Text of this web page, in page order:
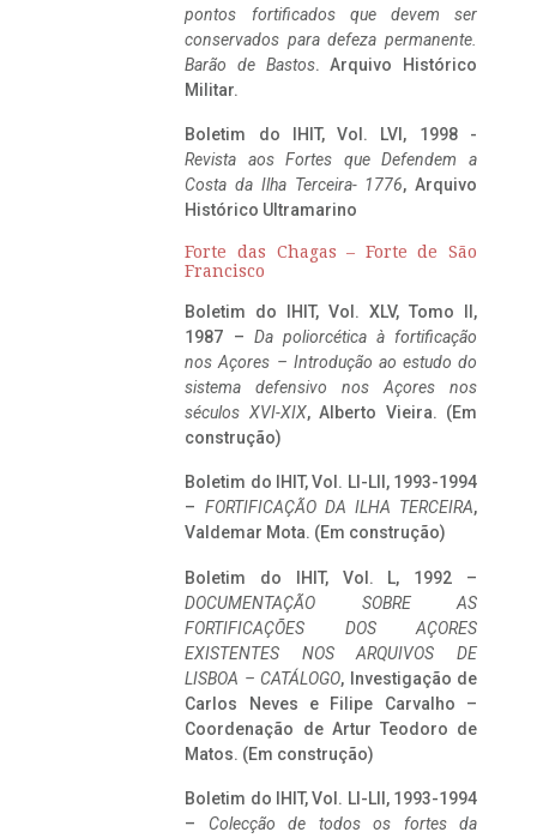
pontos fortificados que devem ser
conservados para defeza permanente.
Barão de Bastos. Arquivo Histórico
Militar.
Boletim do IHIT, Vol. LVI, 1998 -
Revista aos Fortes que Defendem a
Costa da Ilha Terceira- 1776, Arquivo
Histórico Ultramarino
Forte das Chagas – Forte de São
Francisco
Boletim do IHIT, Vol. XLV, Tomo II,
1987 – Da poliorcética à fortificação
nos Açores – Introdução ao estudo do
sistema defensivo nos Açores nos
séculos XVI-XIX, Alberto Vieira. (Em
construção)
Boletim do IHIT, Vol. LI-LII, 1993-1994
– FORTIFICAÇÃO DA ILHA TERCEIRA,
Valdemar Mota. (Em construção)
Boletim do IHIT, Vol. L, 1992 –
DOCUMENTAÇÃO SOBRE AS
FORTIFICAÇÕES DOS AÇORES
EXISTENTES NOS ARQUIVOS DE
LISBOA – CATÁLOGO, Investigação de
Carlos Neves e Filipe Carvalho –
Coordenação de Artur Teodoro de
Matos. (Em construção)
Boletim do IHIT, Vol. LI-LII, 1993-1994
– Colecção de todos os fortes da